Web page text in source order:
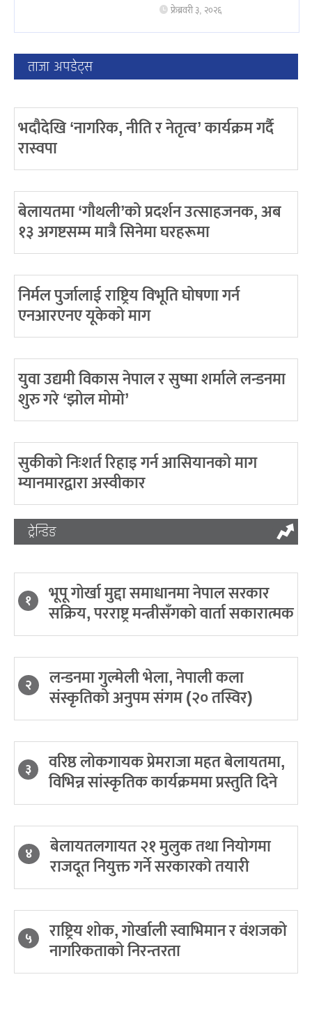
फ्रेब्रवरी ३, २०२६
ताजा अपडेट्स
भदौदेखि ‘नागरिक, नीति र नेतृत्व’ कार्यक्रम गर्दै
रास्वपा
बेलायतमा ‘गौथली’को प्रदर्शन उत्साहजनक, अब
१३ अगष्टसम्म मात्रै सिनेमा घरहरूमा
निर्मल पुर्जालाई राष्ट्रिय विभूति घोषणा गर्न
एनआरएनए यूकेको माग
युवा उद्यमी विकास नेपाल र सुष्मा शर्माले लन्डनमा
शुरु गरे ‘झोल मोमो’
सुकीको निःशर्त रिहाइ गर्न आसियानको माग
म्यानमारद्वारा अस्वीकार
ट्रेन्डिङ
१ भूपू गोर्खा मुद्दा समाधानमा नेपाल सरकार
सक्रिय, परराष्ट्र मन्त्रीसँगको वार्ता सकारात्मक
२ लन्डनमा गुल्मेली भेला, नेपाली कला
संस्कृतिको अनुपम संगम (२० तस्विर)
३ वरिष्ठ लोकगायक प्रेमराजा महत बेलायतमा,
विभिन्न सांस्कृतिक कार्यक्रममा प्रस्तुति दिने
४ बेलायतलगायत २१ मुलुक तथा नियोगमा
राजदूत नियुक्त गर्ने सरकारको तयारी
५ राष्ट्रिय शोक, गोर्खाली स्वाभिमान र वंशजको
नागरिकताको निरन्तरता